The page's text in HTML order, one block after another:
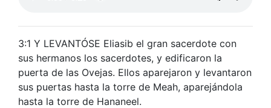
3:1 Y LEVANTÓSE Eliasib el gran sacerdote con
sus hermanos los sacerdotes, y edificaron la
puerta de las Ovejas. Ellos aparejaron y levantaron
sus puertas hasta la torre de Meah, aparejándola
hasta la torre de Hananeel.